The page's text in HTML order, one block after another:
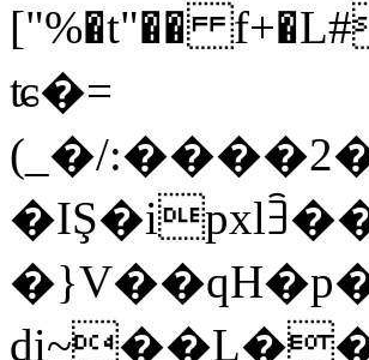
["%�t"��
ʨ�=
(_�/